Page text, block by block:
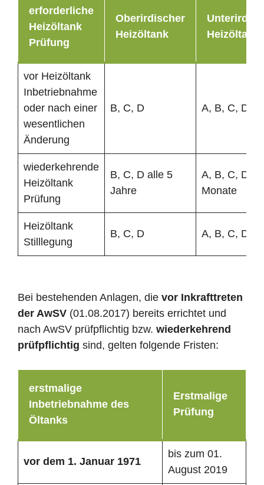
erforderliche
Heizöltank
Prüfung
Oberirdischer
Heizöltank
Heizöltank
vor Heizöltank
Inbetriebnahme
oder nach einer
wesentlichen
Änderung
B, C, D A, B, C, D
wiederkehrende
Heizöltank
Prüfung
B, C, D alle 5
Jahre
A, B, C, D
Monate
Heizöltank
Stilllegung
B, C, D A, B, C, D
Bei bestehenden Anlagen, die vor Inkrafttreten
der AwSV (01.08.2017) bereits errichtet und
nach AwSV prüfpflichtig bzw. wiederkehrend
prüfpflichtig sind, gelten folgende Fristen:
erstmalige
Inbetriebnahme des
Öltanks
Erstmalige
Prüfung
vor dem 1. Januar 1971
bis zum 01.
August 2019